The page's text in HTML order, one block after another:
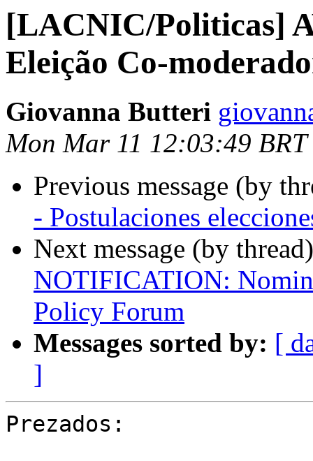
[LACNIC/Politicas]
Eleição Co-
Giovanna Butteri
Mon Mar 11 12:03:49 BRT
Previous message (by
- Postulaciones
Next message (by
NOTIFICATION:
Policy Forum
Messages sorted by: [
]
Prezados: